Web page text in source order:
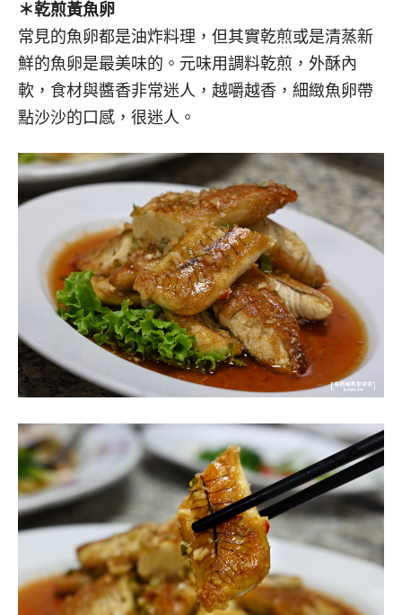
＊乾煎黃魚卵
常見的魚卵都是油炸料理，但其實乾煎或是清蒸新
鮮的魚卵是最美味的。 元味用調料乾煎，外酥內
軟，食材與醬香非常迷人，越嚼越香，細緻魚卵帶
點沙沙的口感，很迷人。